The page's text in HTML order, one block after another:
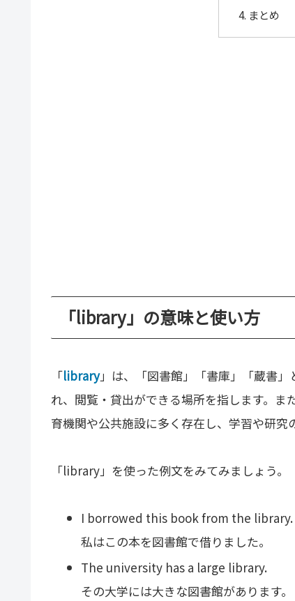
まとめ
「library」の意味と使い方
「library」は、「図書館」「書庫」「蔵書
れ、閲覧・貸出ができる場所を指します。
育機関や公共施設に多く存在し、学習や研究
「library」を使った例文をみてみましょう。
I borrowed this book from the library.
私はこの本を図書館で借りました。
The university has a large library.
その大学には大きな図書館があります。